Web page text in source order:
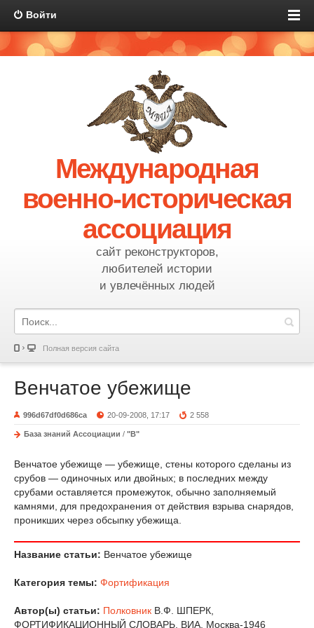
Войти
Международная
военно-историческая
ассоциация
сайт реконструкторов,
любителей истории
и увлечённых людей
Полная версия сайта
Венчатое убежище
996d67df0d686ca 20-09-2008, 17:17 2 558
База знаний Ассоциации / "В"
Венчатое убежище — убежище, стены которого сделаны из
срубов — одиночных или двойных; в последних между
срубами оставляется промежуток, обычно заполняемый
камнями, для предохранения от действия взрыва снарядов,
проникших через обсыпку убежища.
Название статьи: Венчатое убежище
Категория темы: Фортификация
Автор(ы) статьи: Полковник В.Ф. ШПЕРК,
ФОРТИФИКАЦИОННЫЙ СЛОВАРЬ, ВИА, Москва-1946